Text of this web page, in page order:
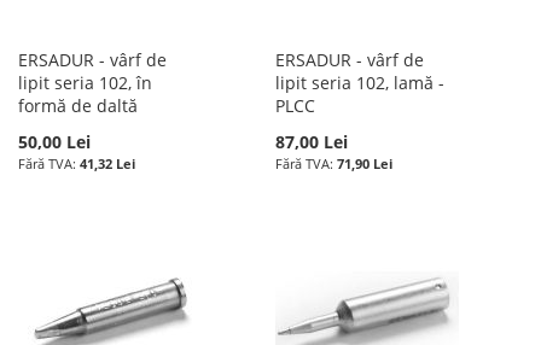
ERSADUR - vârf de
lipit seria 102, în
formă de daltă
50,00 Lei
41,32 Lei
ERSADUR - vârf de
lipit seria 102, lamă -
PLCC
87,00 Lei
71,90 Lei